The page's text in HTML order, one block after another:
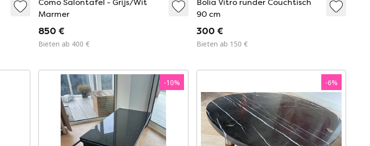
Como Salontafel - Grijs/Wit
Marmer
850 €
Bieten ab 400 €
Bolia Vitro runder Couchtisch
90 cm
300 €
Bieten ab 150 €
-10% -6%